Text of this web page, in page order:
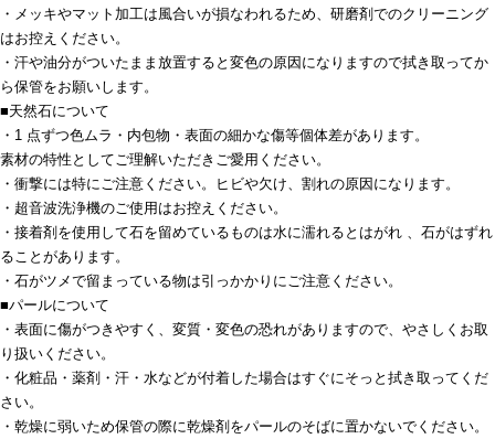
・メッキやマット加工は風合いが損なわれるため、研磨剤でのクリーニング
はお控えください。
・汗や油分がついたまま放置すると変色の原因になりますので拭き取ってか
ら保管をお願いします。
■天然石について
・1 点ずつ色ムラ・内包物・表面の細かな傷等個体差があります。
素材の特性としてご理解いただきご愛用ください。
・衝撃には特にご注意ください。ヒビや欠け、割れの原因になります。
・超音波洗浄機のご使用はお控えください。
・接着剤を使用して石を留めているものは水に濡れるとはがれ 、石がはずれ
ることがあります。
・石がツメで留まっている物は引っかかりにご注意ください。
■パールについて
・表面に傷がつきやすく、変質・変色の恐れがありますので、やさしくお取
り扱いください。
・化粧品・薬剤・汗・水などが付着した場合はすぐにそっと拭き取ってくだ
さい。
・乾燥に弱いため保管の際に乾燥剤をパールのそばに置かないでください。